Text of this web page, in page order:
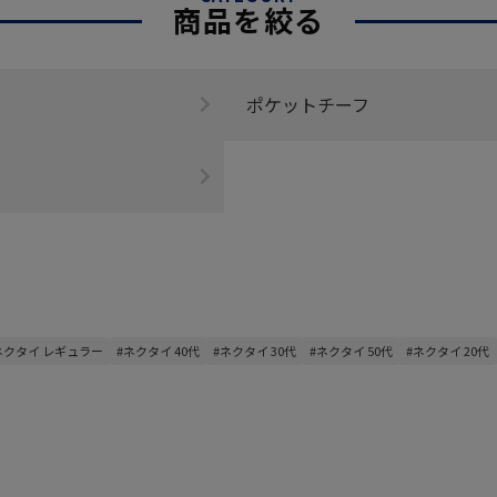
商品を絞る
ポケットチーフ
クタイ レギュラー #ネクタイ 40代 #ネクタイ 30代 #ネクタイ 50代 #ネクタイ 20代